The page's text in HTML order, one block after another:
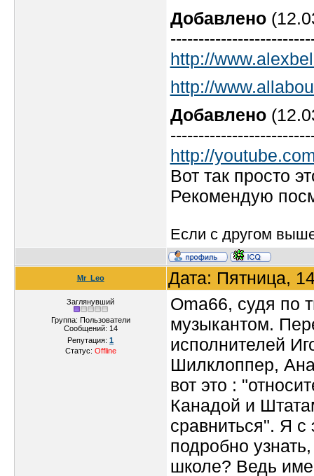
Добавлено
http://
http://
Добавлено
http://
Вот так просто
Рекомендую
Если с другом
Mr_Leo Дата: Пятница,
Заглянувший
Группа: Пользователи
Сообщений: 14
Репутация:1
Статус: Offline
Oma66, судя по
музыкантом.
исполнителей
Шилклоппер,
вот это :
Канадой и
сравниться". Я с
подробно
школе? Ведь